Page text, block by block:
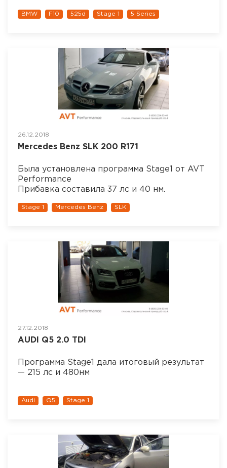
BMW F10 525d Stage 1 5 Series
26.12.2018
Mercedes Benz SLK 200 R171
Была установлена программа Stage1 от AVT
Performance
Прибавка составила 37 лс и 40 нм.
Stage 1 Mercedes Benz SLK
27.12.2018
AUDI Q5 2.0 TDI
Программа Stage1 дала итоговый результат
— 215 лс и 480нм
Audi Q5 Stage 1